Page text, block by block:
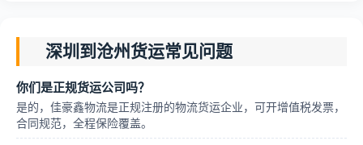
深圳到沧州货运常见问题
你们是正规货运公司吗？
是的，佳豪鑫物流是正规注册的物流货运企业，可开增值税发票，
合同规范，全程保险覆盖。